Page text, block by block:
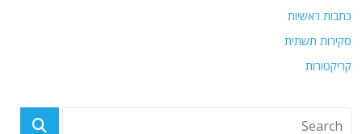
כתבות ראשיות
סקירות תשתית
קריקטורות